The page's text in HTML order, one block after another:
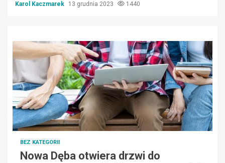
Karol Kaczmarek 13 grudnia 2023 1440
BEZ KATEGORII
Nowa Dęba otwiera drzwi do